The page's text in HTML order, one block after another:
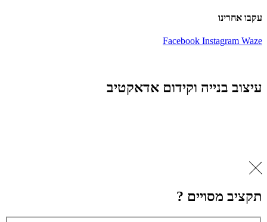
עקבו אחרינו
Facebook Instagram Waze
עיצוב בנייה וקידום אדאקטיב
תקציב מסויים ?